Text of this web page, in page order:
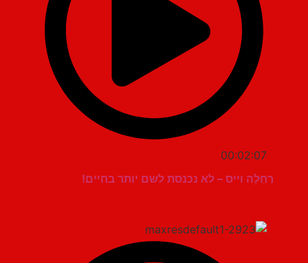
00:02:07
רְחֵלָה וייס – לא נכנסת לשם יותר בחיים!